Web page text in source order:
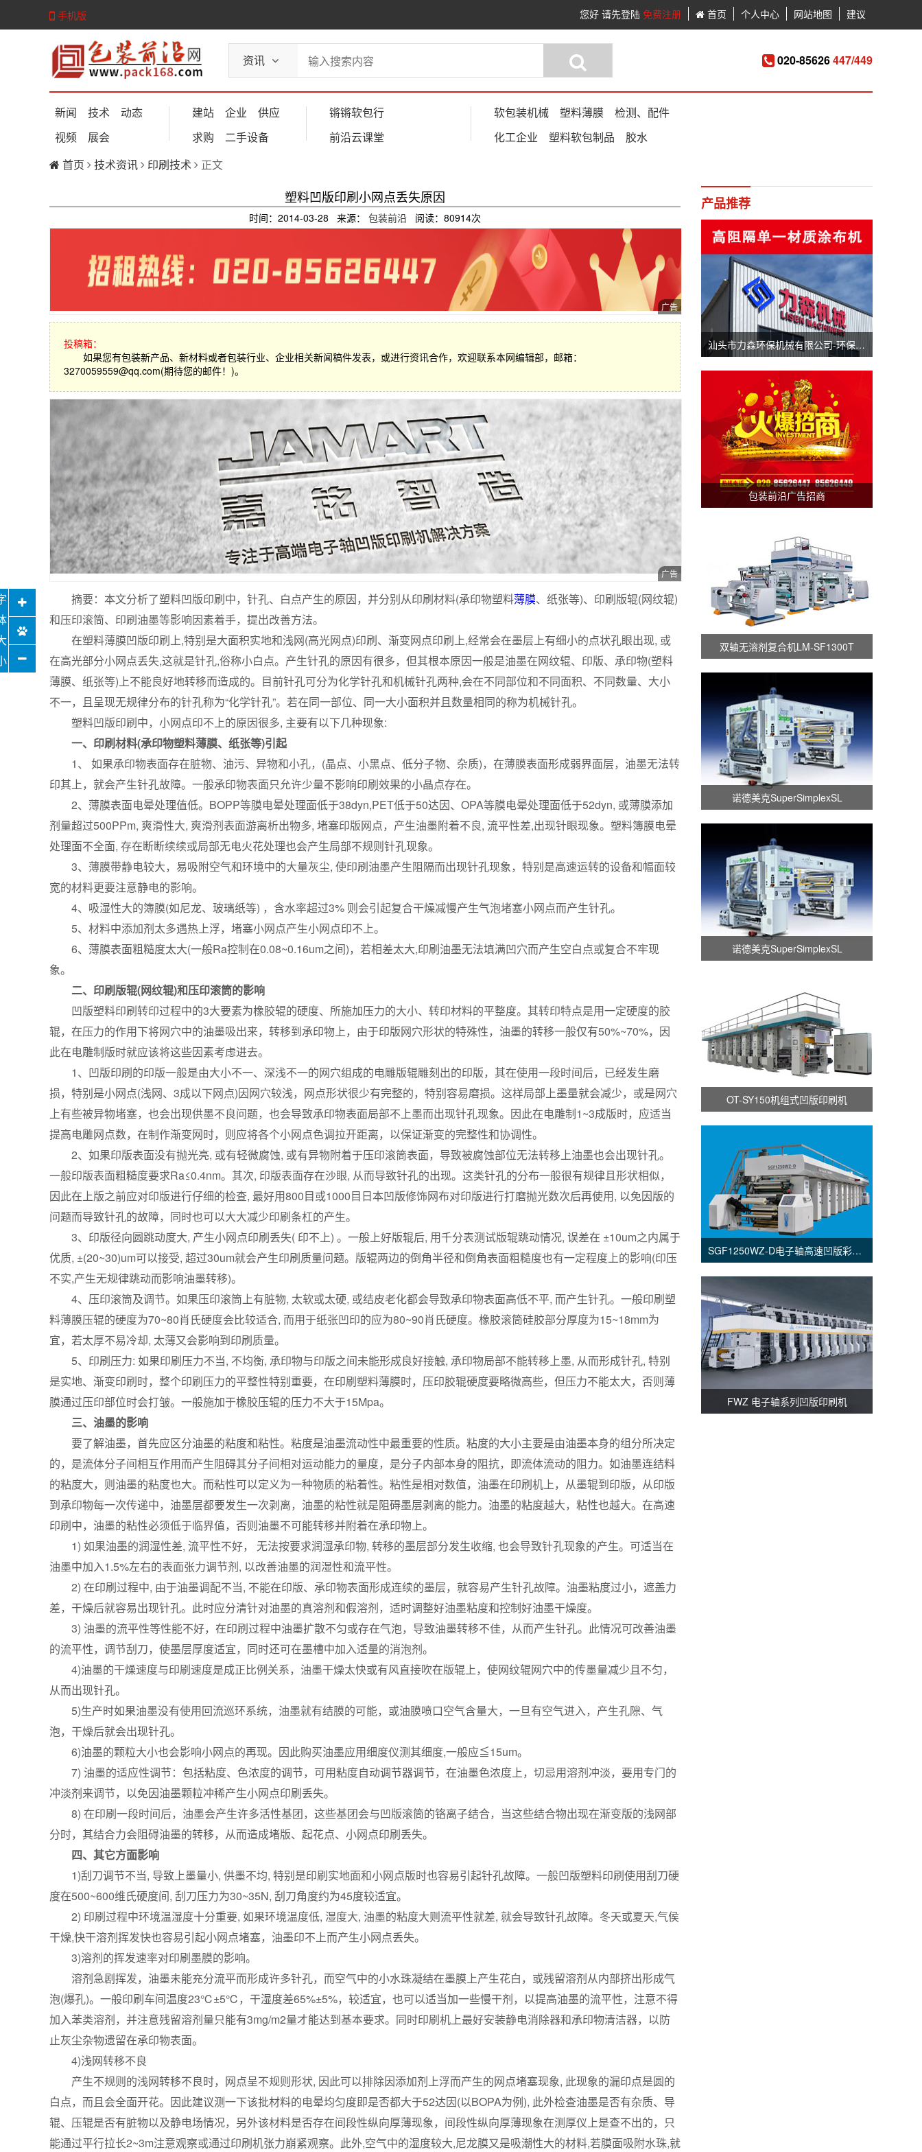
手机版 您好 请先登陆 免费注册 首页 个人中心 网站地图 建议
资讯 020-85626447/449
新闻 技术
动态
视频
展会
建站 企业
供应
求购
二手设备
锵锵软包行
前沿云课堂
软包装机械 塑料薄膜
检测、配件
化工企业
塑料软包制品
胶水
首页
技术资讯 印刷技术 正文
塑料凹版印刷小网点丢失原因
时间：2014-03-28 来源： 包装前沿 阅读：80914次
投稿箱：
如果您有包装新产品、新材料或者包装行业、企业相关新闻稿件发表，或进行资讯合作，欢迎联系本网编辑部，邮箱：
3270059559@qq.com(期待您的邮件！)。
摘要：本文分析了塑料凹版印刷中，针孔、白点产生的原因，并分别从印刷材料(承印物塑料薄膜、纸张等)、印刷版辊(网纹辊)
和压印滚筒、印刷油墨等影响因素着手，提出改善方法。
在塑料薄膜凹版印刷上,特别是大面积实地和浅网(高光网点)印刷、渐变网点印刷上,经常会在墨层上有细小的点状孔眼出现, 或
在高光部分小网点丢失,这就是针孔,俗称小白点。产生针孔的原因有很多，但其根本原因一般是油墨在网纹辊、印版、承印物(塑料
薄膜、纸张等)上不能良好地转移而造成的。目前针孔可分为化学针孔和机械针孔两种,会在不同部位和不同面积、不同数量、大小
不一，且呈现无规律分布的针孔称为“化学针孔”。若在同一部位、同一大小面积并且数量相同的称为机械针孔。
塑料凹版印刷中，小网点印不上的原因很多, 主要有以下几种现象:
一、印刷材料(承印物塑料薄膜、纸张等)引起
1、 如果承印物表面存在脏物、油污、异物和小孔，(晶点、小黑点、低分子物、杂质)，在薄膜表面形成弱界面层，油墨无法转
印其上，就会产生针孔故障。一般承印物表面只允许少量不影响印刷效果的小晶点存在。
2、薄膜表面电晕处理值低。BOPP等膜电晕处理面低于38dyn,PET低于50达因、OPA等膜电晕处理面低于52dyn, 或薄膜添加
剂量超过500PPm, 爽滑性大, 爽滑剂表面游离析出物多, 堵塞印版网点，产生油墨附着不良, 流平性差,出现针眼现象。塑料簿膜电晕
处理面不全面, 存在断断续续或局部无电火花处理也会产生局部不规则针孔现象。
3、薄膜带静电较大，易吸附空气和环境中的大量灰尘, 使印刷油墨产生阻隔而出现针孔现象，特别是高速运转的设备和幅面较
宽的材料更要注意静电的影响。
4、吸湿性大的簿膜(如尼龙、玻璃纸等) ，含水率超过3% 则会引起复合干燥减慢产生气泡堵塞小网点而产生针孔。
5、材料中添加剂太多遇热上浮，堵塞小网点产生小网点印不上。
6、薄膜表面粗糙度太大(一般Ra控制在0.08~0.16um之间)，若相差太大,印刷油墨无法填满凹穴而产生空白点或复合不牢现
象。
二、印刷版辊(网纹辊)和压印滚筒的影响
凹版塑料印刷转印过程中的3大要素为橡胶辊的硬度、所施加压力的大小、转印材料的平整度。其转印特点是用一定硬度的胶
辊，在压力的作用下将网穴中的油墨吸出来，转移到承印物上，由于印版网穴形状的特殊性，油墨的转移一般仅有50%~70%，因
此在电雕制版时就应该将这些因素考虑进去。
1、凹版印刷的印版一般是由大小不一、深浅不一的网穴组成的电雕版辊雕刻出的印版，其在使用一段时间后，已经发生磨
损，特别是小网点(浅网、3成以下网点)因网穴较浅，网点形状很少有完整的，特别容易磨损。这样局部上墨量就会减少，或是网穴
上有些被异物堵塞，也会出现供墨不良问题，也会导致承印物表面局部不上墨而出现针孔现象。因此在电雕制1~3成版时，应适当
提高电雕网点数，在制作渐变网时，则应将各个小网点色调拉开距离，以保证渐变的完整性和协调性。
2、如果印版表面没有抛光亮, 或有轻微腐蚀, 或有异物附着于压印滚筒表面，导致被腐蚀部位无法转移上油墨也会出现针孔。
一般印版表面粗糙度要求Ra≤0.4nm。其次, 印版表面存在沙眼, 从而导致针孔的出现。这类针孔的分布一般很有规律且形状相似，
因此在上版之前应对印版进行仔细的检查, 最好用800目或1000目日本凹版修饰网布对印版进行打磨抛光数次后再使用, 以免因版的
问题而导致针孔的故障，同时也可以大大减少印刷条杠的产生。
3、印版径向圆跳动度大, 产生小网点印刷丢失( 印不上) 。一般上好版辊后, 用千分表测试版辊跳动情况, 误差在 ±10um之内属于
优质, ±(20~30)um可以接受, 超过30um就会产生印刷质量问题。版辊两边的倒角半径和倒角表面粗糙度也有一定程度上的影响(印压
不实,产生无规律跳动而影响油墨转移)。
4、压印滚筒及调节。如果压印滚筒上有脏物, 太软或太硬, 或结皮老化都会导致承印物表面高低不平, 而产生针孔。一般印刷塑
料薄膜压辊的硬度为70~80肖氏硬度会比较适合, 而用于纸张凹印的应为80~90肖氏硬度。橡胶滚筒硅胶部分厚度为15~18mm为
宜，若太厚不易冷却, 太薄又会影响到印刷质量。
5、印刷压力: 如果印刷压力不当, 不均衡, 承印物与印版之间未能形成良好接触, 承印物局部不能转移上墨, 从而形成针孔, 特别
是实地、渐变印刷时，整个印刷压力的平整性特别重要，在印刷塑料薄膜时，压印胶辊硬度要略微高些，但压力不能太大，否则薄
膜通过压印部位时会打皱。一般施加于橡胶压辊的压力不大于15Mpa。
三、油墨的影响
要了解油墨，首先应区分油墨的粘度和粘性。粘度是油墨流动性中最重要的性质。粘度的大小主要是由油墨本身的组分所决定
的，是流体分子间相互作用而产生阻碍其分子间相对运动能力的量度，是分子内部本身的阻抗，即流体流动的阻力。如油墨连结料
的粘度大，则油墨的粘度也大。而粘性可以定义为一种物质的粘着性。粘性是相对数值，油墨在印刷机上，从墨辊到印版，从印版
到承印物每一次传递中，油墨层都要发生一次剥离，油墨的粘性就是阻碍墨层剥离的能力。油墨的粘度越大，粘性也越大。在高速
印刷中，油墨的粘性必须低于临界值，否则油墨不可能转移并附着在承印物上。
1) 如果油墨的润湿性差, 流平性不好， 无法按要求润湿承印物, 转移的墨层部分发生收缩, 也会导致针孔现象的产生。可适当在
油墨中加入1.5%左右的表面张力调节剂, 以改善油墨的润湿性和流平性。
2) 在印刷过程中, 由于油墨调配不当, 不能在印版、承印物表面形成连续的墨层，就容易产生针孔故障。油墨粘度过小，遮盖力
差，干燥后就容易出现针孔。此时应分清针对油墨的真溶剂和假溶剂，适时调整好油墨粘度和控制好油墨干燥度。
3) 油墨的流平性等性能不好，在印刷过程中油墨扩散不匀或存在气泡，导致油墨转移不佳，从而产生针孔。此情况可改善油墨
的流平性，调节刮刀，使墨层厚度适宜，同时还可在墨槽中加入适量的消泡剂。
4)油墨的干燥速度与印刷速度是成正比例关系，油墨干燥太快或有风直接吹在版辊上，使网纹辊网穴中的传墨量减少且不匀，
从而出现针孔。
5)生产时如果油墨没有使用回流巡环系统，油墨就有结膜的可能，或油膜喷口空气含量大，一旦有空气进入，产生孔隙、气
泡，干燥后就会出现针孔。
6)油墨的颗粒大小也会影响小网点的再现。因此购买油墨应用细度仪测其细度,一般应≦15um。
7) 油墨的适应性调节：包括粘度、色浓度的调节，可用粘度自动调节器调节，在油墨色浓度上，切忌用溶剂冲淡，要用专门的
冲淡剂来调节，以免因油墨颗粒冲稀产生小网点印刷丢失。
8) 在印刷一段时间后，油墨会产生许多活性基团，这些基团会与凹版滚筒的铬离子结合，当这些结合物出现在渐变版的浅网部
分时，其结合力会阻碍油墨的转移，从而造成堵版、起花点、小网点印刷丢失。
四、其它方面影响
1)刮刀调节不当, 导致上墨量小, 供墨不均, 特别是印刷实地面和小网点版时也容易引起针孔故障。一般凹版塑料印刷使用刮刀硬
度在500~600维氏硬度间, 刮刀压力为30~35N, 刮刀角度约为45度较适宜。
2) 印刷过程中环境温湿度十分重要, 如果环境温度低, 湿度大, 油墨的粘度大则流平性就差, 就会导致针孔故障。冬天或夏天,气侯
干燥,快干溶剂挥发快也容易引起小网点堵塞，油墨印不上而产生小网点丢失。
3)溶剂的挥发速率对印刷墨膜的影响。
溶剂急剧挥发，油墨未能充分流平而形成许多针孔，而空气中的小水珠凝结在墨膜上产生花白，或残留溶剂从内部挤出形成气
泡(爆孔)。一般印刷车间温度23℃±5℃，干湿度差65%±5%，较适宜，也可以适当加一些慢干剂，以提高油墨的流平性，注意不得
加入苯类溶剂，并注意残留溶剂量只能有3mg/m2量才能达到基本要求。同时印刷机上最好安装静电消除器和承印物清洁器，以防
止灰尘杂物遗留在承印物表面。
4)浅网转移不良
产生不规则的浅网转移不良时，网点呈不规则形状, 因此可以排除因添加剂上浮而产生的网点堵塞现象, 此现象的漏印点是圆的
白点，而且会全面开花。因此建议测一下该批材料的电晕均匀度即是否都大于52达因(以BOPA为例), 此外检查油墨是否有杂质、导
辊、压辊是否有脏物以及静电场情况，另外该材料是否存在间段性纵向厚薄现象，间段性纵向厚薄现象在测厚仪上是查不出的，只
能通过平行拉长2~3m注意观察或通过印刷机张力崩紧观察。此外,空气中的湿度较大,尼龙膜又是吸潮性大的材料,若膜面吸附水珠,就
产品推荐
汕头市力森环保机械有限公司-环保分切机-汕头涂布机
包装前沿广告招商
双轴无溶剂复合机LM-SF1300T
诺德美克SuperSimplexSL
诺德美克SuperSimplexSL
OT-SY150机组式凹版印刷机
SGF1250WZ-D电子轴高速凹版彩印机
FWZ 电子轴系列凹版印刷机